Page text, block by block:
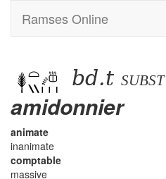
Ramses Online
bd.t subst
amidonnier
animate
inanimate
comptable
massive